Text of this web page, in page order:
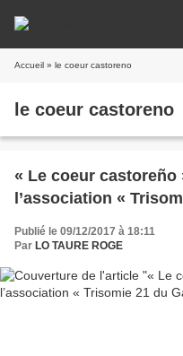
Accueil » le coeur castoreno
le coeur castoreno
« Le coeur castoreño
l’association «
Publié le 09/12/2017 à 18:11
Par LO TAURE ROGE